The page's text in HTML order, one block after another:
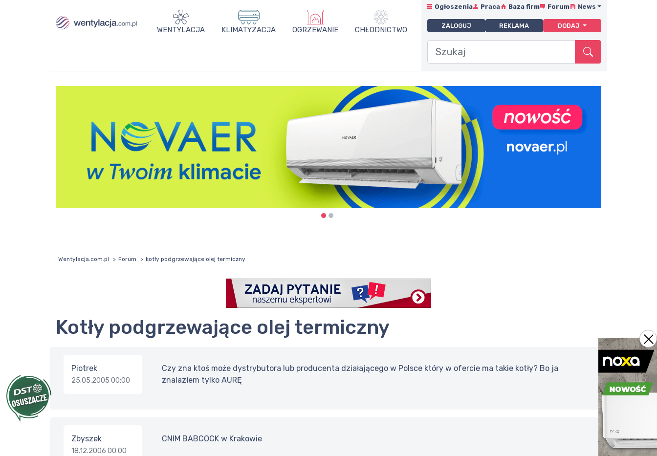
WENTYLACJA KLIMATYZACJA OGRZEWANIE CHŁODNICTWO
Ogłoszenia Praca Baza firm Forum News
ZALOGUJ REKLAMA DODAJ
Wentylacja.com.pl Forum kotły podgrzewające olej termiczny
kotły podgrzewające olej termiczny
Piotrek
25.05.2005 00:00
Czy zna ktoś może dystrybutora lub producenta działającego w Polsce który w ofercie ma takie kotły? Bo ja
znalazłem tylko AURĘ
Zbyszek
18.12.2006 00:00
CNIM BABCOCK w Krakowie